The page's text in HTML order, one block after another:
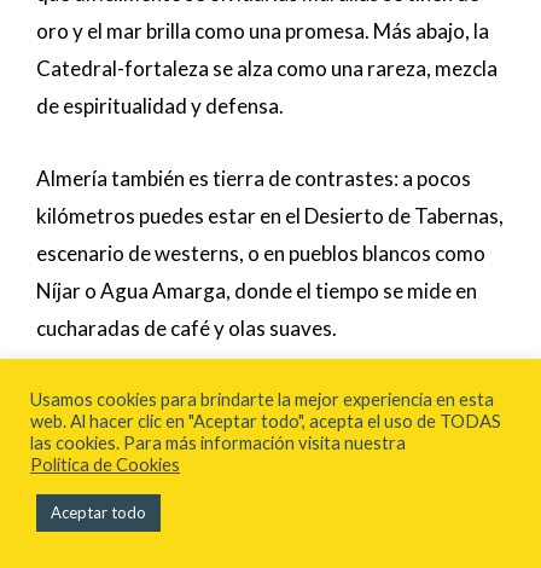
oro y el mar brilla como una promesa. Más abajo, la
Catedral-fortaleza se alza como una rareza, mezcla
de espiritualidad y defensa.
Almería también es tierra de contrastes: a pocos
kilómetros puedes estar en el Desierto de Tabernas,
escenario de westerns, o en pueblos blancos como
Níjar o Agua Amarga, donde el tiempo se mide en
cucharadas de café y olas suaves.
Usamos cookies para brindarte la mejor experiencia en esta
web. Al hacer clic en "Aceptar todo", acepta el uso de TODAS
las cookies. Para más información visita nuestra
Política de Cookies
Aceptar todo